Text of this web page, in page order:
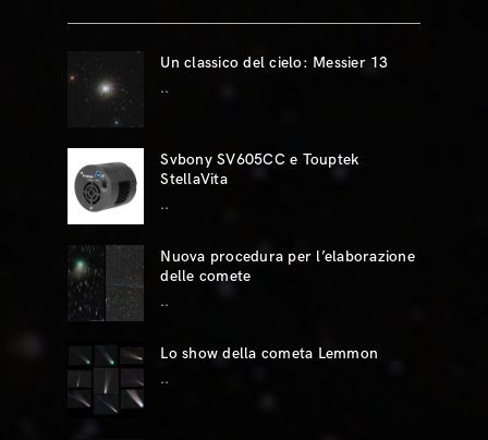
Un classico del cielo: Messier 13
..
Svbony SV605CC e Touptek
StellaVita
..
Nuova procedura per l’elaborazione
delle comete
..
Lo show della cometa Lemmon
..